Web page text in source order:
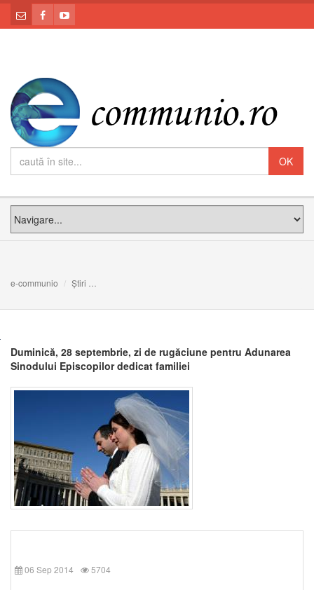
e-communio Știri
Duminică, 28 septembrie, zi de rugăciune pentru Adunarea
Sinodului Episcopilor dedicat familiei
06 Sep 2014 5704